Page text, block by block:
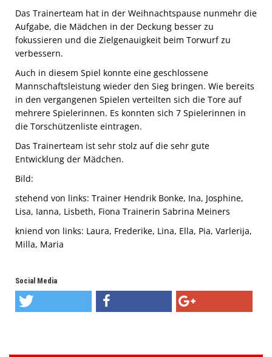
Das Trainerteam hat in der Weihnachtspause nunmehr die
Aufgabe, die Mädchen in der Deckung besser zu
fokussieren und die Zielgenauigkeit beim Torwurf zu
verbessern.
Auch in diesem Spiel konnte eine geschlossene
Mannschaftsleistung wieder den Sieg bringen. Wie bereits
in den vergangenen Spielen verteilten sich die Tore auf
mehrere Spielerinnen. Es konnten sich 7 Spielerinnen in
die Torschützenliste eintragen.
Das Trainerteam ist sehr stolz auf die sehr gute
Entwicklung der Mädchen.
Bild:
stehend von links: Trainer Hendrik Bonke, Ina, Josphine,
Lisa, Ianna, Lisbeth, Fiona Trainerin Sabrina Meiners
kniend von links: Laura, Frederike, Lina, Ella, Pia, Varlerija,
Milla, Maria
Social Media